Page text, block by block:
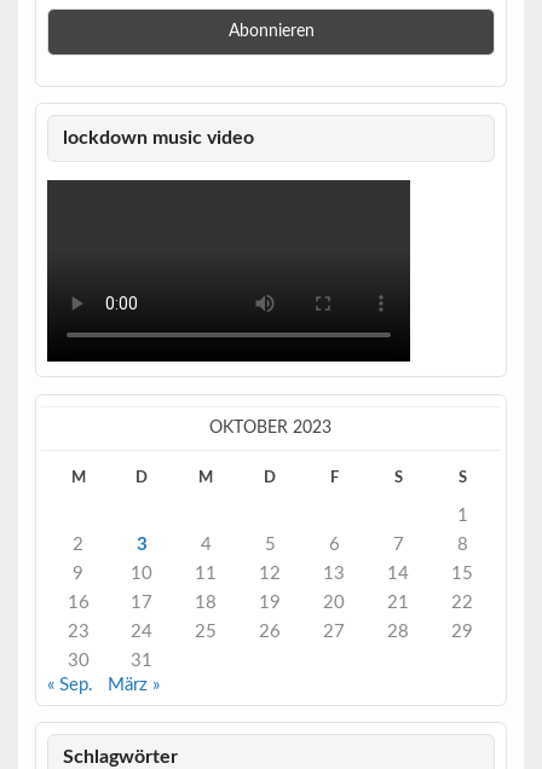
lockdown music video
OKTOBER 2023
M D M D F S S
1
2
3 4 5 6 7
8
9
10 11 12 13 14
15
16
17 18 19 20 21
22
23
24 25 26 27 28
29
30
31
« Sep.
März »
Schlagwörter